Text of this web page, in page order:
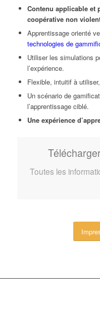
Contenu applicable et
coopérative non
Apprentissage orienté
technologies de
Utiliser les simulations
l’expérience.
Flexible, intuitif à
Un scénario de
l’apprentissage ciblé.
Une expérience
Toutes les